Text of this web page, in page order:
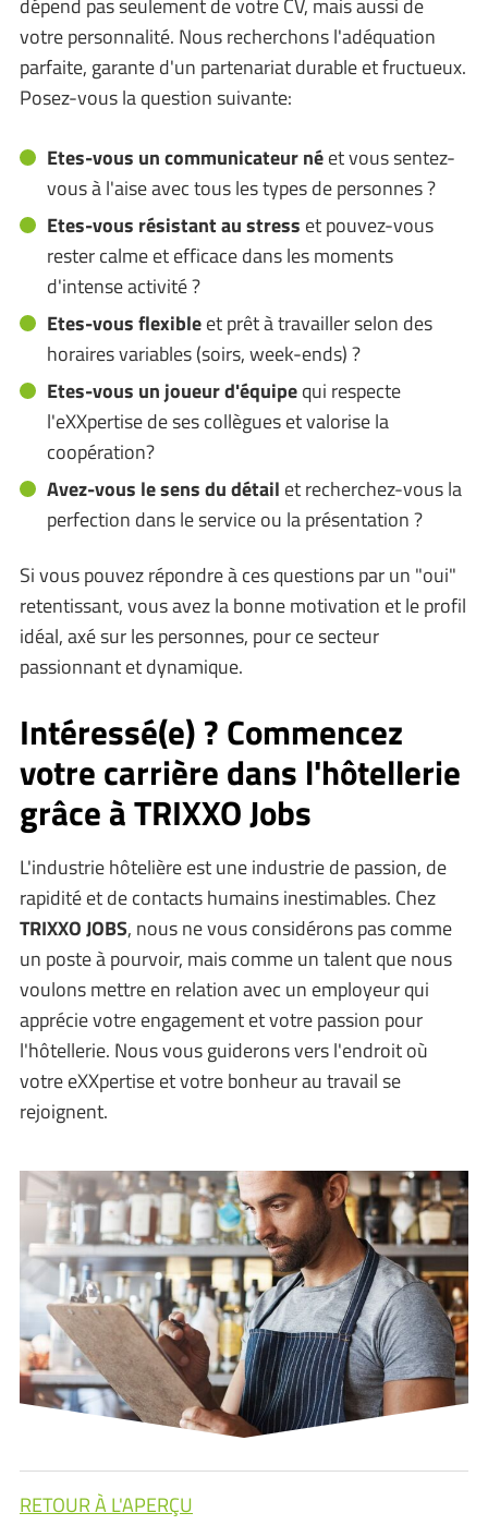
dépend pas seulement de votre CV, mais aussi de
votre personnalité. Nous recherchons l'adéquation
parfaite, garante d'un partenariat durable et fructueux.
Posez-vous la question suivante:
Etes-vous un communicateur néet vous sentez-
vous à l'aise avec tous les types de personnes ?
Etes-vous résistant au stress et pouvez-vous
rester calme et efficace dans les moments
d'intense activité ?
Etes-vous flexibleet prêt à travailler selon des
horaires variables (soirs, week-ends) ?
Etes-vous un joueur d'équipequi respecte
l'eXXpertise de ses collègues et valorise la
coopération?
Avez-vous le sens du détail et recherchez-vous la
perfection dans le service ou la présentation ?
Si vous pouvez répondre à ces questions par un "oui"
retentissant, vous avez la bonne motivation et le profil
idéal, axé sur les personnes, pour ce secteur
passionnant et dynamique.
Intéressé(e) ? Commencez
votre carrière dans l'hôtellerie
grâce à TRIXXO Jobs
L'industrie hôtelière est une industrie de passion, de
rapidité et de contacts humains inestimables. Chez
TRIXXO JOBS, nous ne vous considérons pas comme
un poste à pourvoir, mais comme un talent que nous
voulons mettre en relation avec un employeur qui
apprécie votre engagement et votre passion pour
l'hôtellerie. Nous vous guiderons vers l'endroit où
votre eXXpertise et votre bonheur au travail se
rejoignent.
RETOUR À L'APERÇU